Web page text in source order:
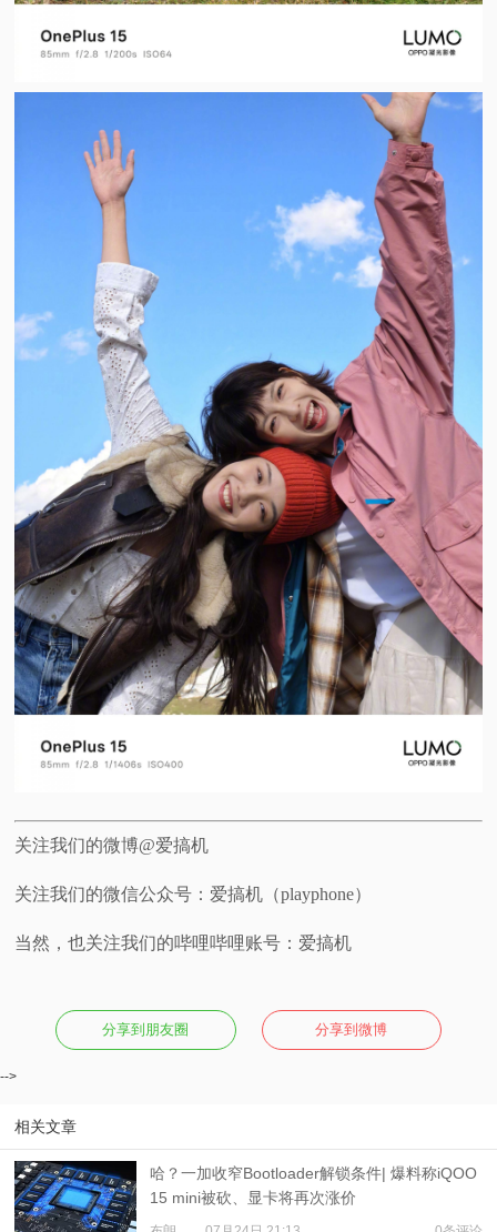
关注我们的微博@爱搞机
关注我们的微信公众号：爱搞机（playphone）
当然，也关注我们的哔哩哔哩账号：爱搞机
分享到朋友圈 分享到微博
-->
相关文章
哈？一加收窄Bootloader解锁条件| 爆料称iQOO
15 mini被砍、显卡将再次涨价